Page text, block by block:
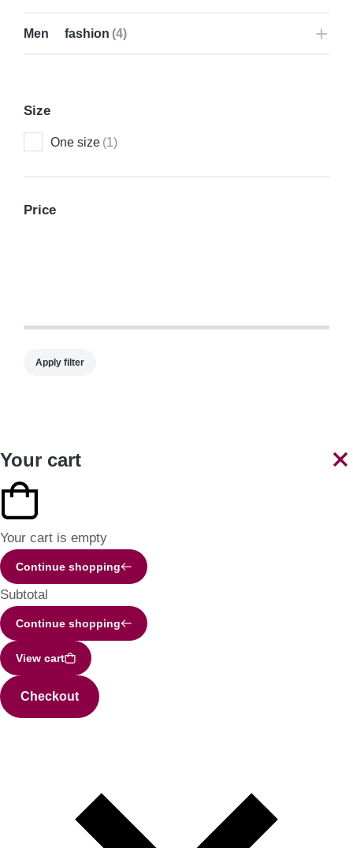
Men fashion (4)
Size
One size (1)
Price
Apply filter
Your cart
Your cart is empty
Continue shopping
Subtotal
Continue shopping
View cart
Checkout